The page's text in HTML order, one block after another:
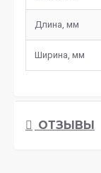
Длина, мм
Ширина, мм
ОТЗЫВЫ